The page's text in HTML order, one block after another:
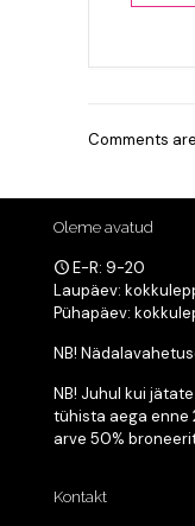
Comments
Oleme avatud
E-R: 9-20
Laupäev:
Pühapäev:
NB!
NB! Juhul kui
tühista aega enne
arve 50%
Kontakt